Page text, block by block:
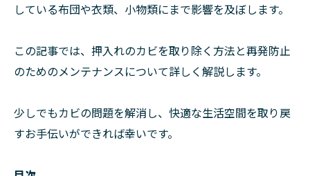
している布団や衣類、小物類にまで影響を及ぼします。
この記事では、押入れのカビを取り除く方法と再発防止
のためのメンテナンスについて詳しく解説します。
少しでもカビの問題を解消し、快適な生活空間を取り戻
すお手伝いができれば幸いです。